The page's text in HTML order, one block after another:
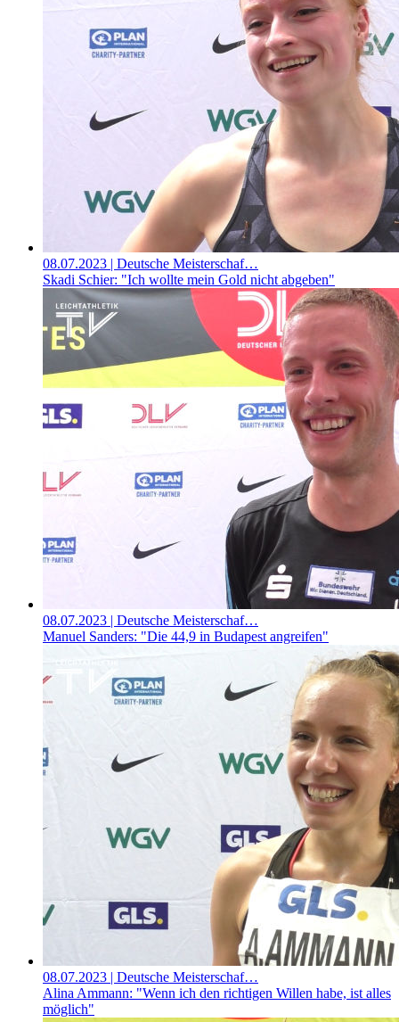
08.07.2023 | Deutsche Meisterschaf…
Skadi Schier: "Ich wollte mein Gold nicht abgeben"
08.07.2023 | Deutsche Meisterschaf…
Manuel Sanders: "Die 44,9 in Budapest angreifen"
08.07.2023 | Deutsche Meisterschaf…
Alina Ammann: "Wenn ich den richtigen Willen habe, ist alles
möglich"